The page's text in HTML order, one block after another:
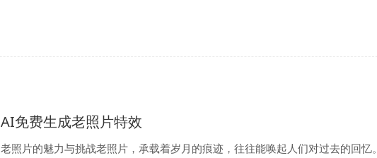
AI免费生成老照片特效
老照片的魅力与挑战老照片，承载着岁月的痕迹，往往能唤起人们对过去的回忆